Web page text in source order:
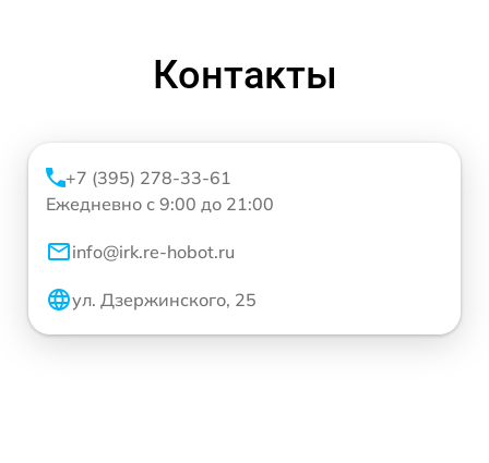
Контакты
+7 (395) 278-33-61
Ежедневно с 9:00 до 21:00
info@irk.re-hobot.ru
ул. Дзержинского, 25